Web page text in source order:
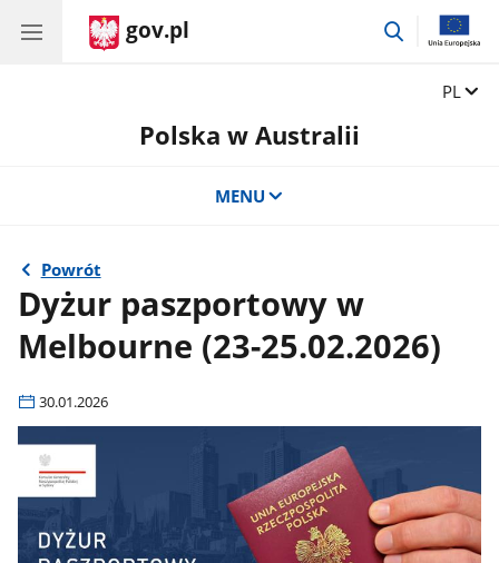
gov.pl
przejdź
Zmień
PL
Polska w Australii
MENU
Powrót
Dyżur paszportowy w
Melbourne (23-25.02.2026)
30.01.2026